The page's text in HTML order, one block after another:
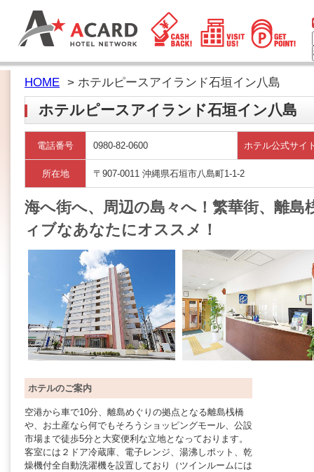
HOME > ホテルピースアイランド石垣イン八島
ホテルピースアイランド石垣イン八島
電話番号 0980-82-0600 ホテル公式サイ
所在地 〒907-0011 沖縄県石垣市八島町1-1-2
海へ街へ、周辺の島々へ！繁華街、離島
ィブなあなたにオススメ！
ホテルのご案内
空港から車で10分、離島めぐりの拠点となる離島桟橋
や、お土産なら何でもそろうショッピングモール、公設
市場まで徒歩5分と大変便利な立地となっております。
客室には２ドア冷蔵庫、電子レンジ、湯沸しポット、乾
燥機付全自動洗濯機を設置しており（ツインルームには